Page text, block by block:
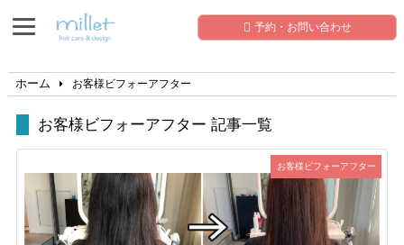
予約・お問い合わせ
ホーム お客様ビフォーアフター
お客様ビフォーアフター 記事一覧
お客様ビフォーアフター